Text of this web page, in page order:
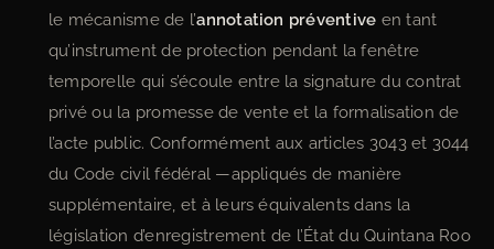
le mécanisme de l’annotation préventive en tant
qu’instrument de protection pendant la fenêtre
temporelle qui s’écoule entre la signature du contrat
privé ou la promesse de vente et la formalisation de
l’acte public. Conformément aux articles 3043 et 3044
du Code civil fédéral —appliqués de manière
supplémentaire, et à leurs équivalents dans la
législation d’enregistrement de l’État du Quintana Roo